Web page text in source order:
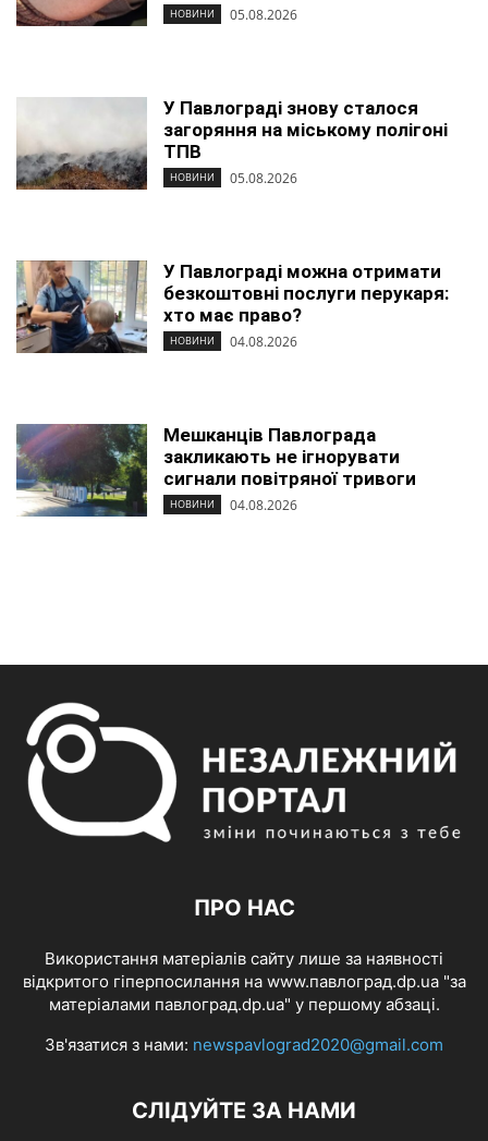
НОВИНИ 05.08.2026
У Павлограді знову сталося
загоряння на міському полігоні
ТПВ
НОВИНИ 05.08.2026
У Павлограді можна отримати
безкоштовні послуги перукаря:
хто має право?
НОВИНИ 04.08.2026
Мешканців Павлограда
закликають не ігнорувати
сигнали повітряної тривоги
НОВИНИ 04.08.2026
ПРО НАС
Використання матеріалів сайту лише за наявності
відкритого гіперпосилання на www.павлоград.dp.ua "за
матеріалами павлоград.dp.ua" у першому абзаці.
Зв'язатися з нами: newspavlograd2020@gmail.com
СЛІДУЙТЕ ЗА НАМИ